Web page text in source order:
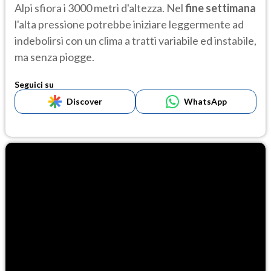
Alpi sfiora i 3000 metri d'altezza. Nelfine settimana
l'alta pressione potrebbe iniziare leggermente ad
indebolirsi con un clima a tratti variabile ed instabile,
ma senza piogge.
Seguici su
Discover
WhatsApp